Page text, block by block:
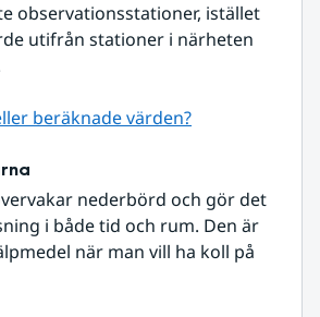
observationsstationer, istället
utifrån stationer i närheten
beräknade värden?
nederbörd och gör det
i både tid och rum. Den är
när man vill ha koll på